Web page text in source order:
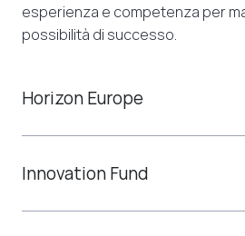
esperienza e competenza per
possibilità di successo.
Horizon Europe
Innovation Fund